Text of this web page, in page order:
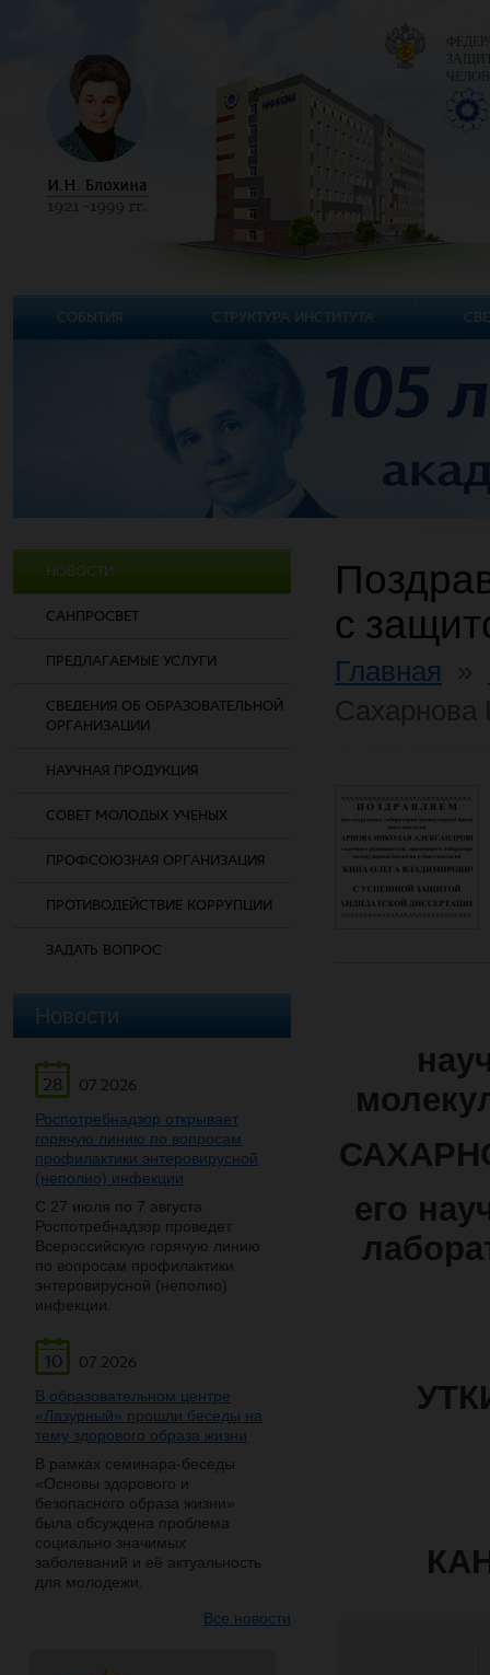
НОВОСТИ
САНПРОСВЕТ
ПРЕДЛАГАЕМЫЕ УСЛУГИ
СВЕДЕНИЯ ОБ ОБРАЗОВАТЕЛЬНОЙ
ОРГАНИЗАЦИИ
НАУЧНАЯ ПРОДУКЦИЯ
СОВЕТ МОЛОДЫХ УЧЕНЫХ
ПРОФСОЮЗНАЯ ОРГАНИЗАЦИЯ
ПРОТИВОДЕЙСТВИЕ КОРРУПЦИИ
ЗАДАТЬ ВОПРОС
Новости
28
07.2026
Роспотребнадзор открывает
горячую линию по вопросам
профилактики энтеровирусной
(неполио) инфекции
С 27 июля по 7 августа
Роспотребнадзор проведет
Всероссийскую горячую линию
по вопросам профилактики
энтеровирусной (неполио)
инфекции.
10
07.2026
В образовательном центре
«Лазурный» прошли беседы на
тему здорового образа жизни
В рамках семинара-беседы
«Основы здорового и
безопасного образа жизни»
была обсуждена проблема
социально значимых
заболеваний и её актуальность
для молодежи.
Все новости
с
Главная
его
СОБЫТИЯ СТРУКТУРА ИНСТИТУТА